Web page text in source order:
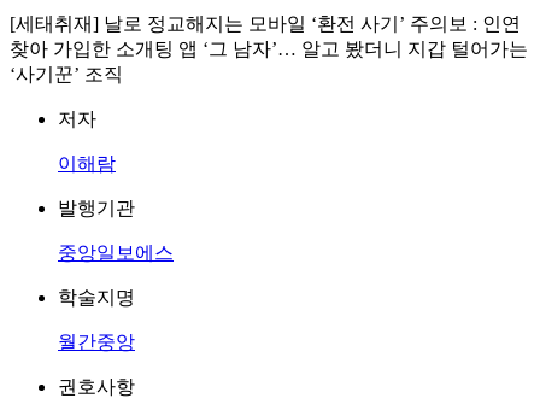
[세태취재] 날로 정교해지는 모바일 ‘환전 사기’ 주의보 : 인연
찾아 가입한 소개팅 앱 ‘그 남자’… 알고 봤더니 지갑 털어가는
‘사기꾼’ 조직
저자
이해람
발행기관
중앙일보에스
학술지명
월간중앙
권호사항